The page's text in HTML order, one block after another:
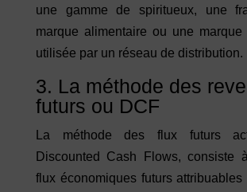
une gamme de spiritueux, une
marque alimentaire ou une marque
utilisée par un réseau de distribution.
3. La méthode des
futurs ou DCF
La méthode des flux futurs
Discounted Cash Flows, consiste
flux économiques futurs